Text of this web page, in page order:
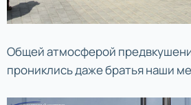
Общей атмосферой
прониклись даже братья наши